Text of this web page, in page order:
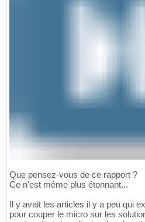
Que pensez-vous de ce rapport ?
Ce n'est même plus étonnant...
Il y avait les articles il y a peu qui
pour couper le micro sur les